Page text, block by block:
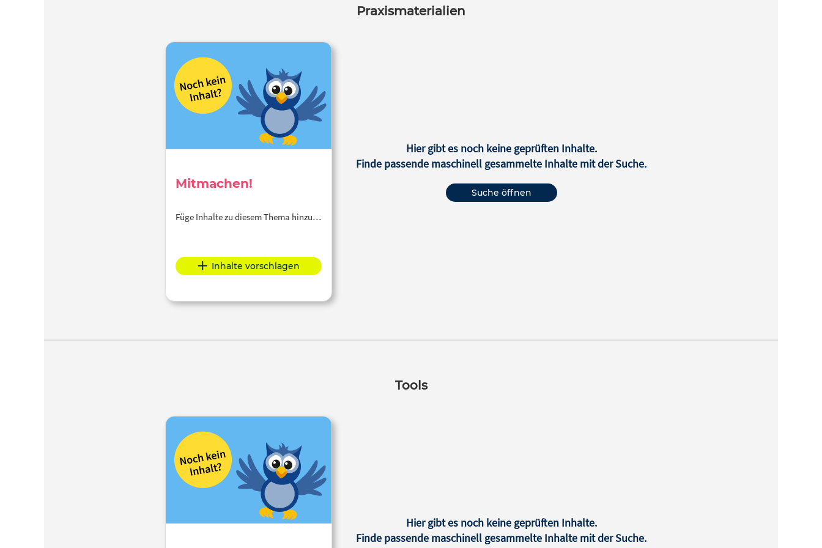
Praxismaterialien
Mitmachen!
Füge Inhalte zu diesem Thema hinzu…
Inhalte vorschlagen
Hier gibt es noch keine geprüften Inhalte.
Finde passende maschinell gesammelte Inhalte mit der Suche.
Suche öffnen
Tools
Hier gibt es noch keine geprüften Inhalte.
Finde passende maschinell gesammelte Inhalte mit der Suche.